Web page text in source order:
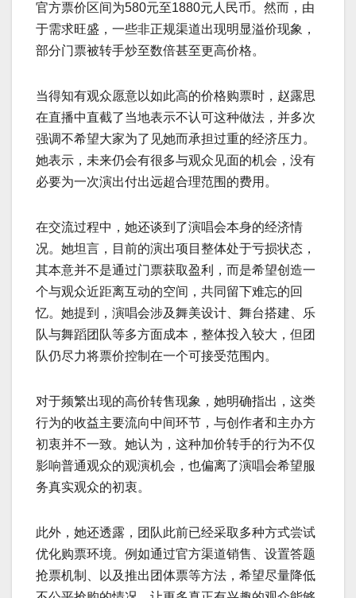
官方票价区间为580元至1880元人民币。然而，由
于需求旺盛，一些非正规渠道出现明显溢价现象，
部分门票被转手炒至数倍甚至更高价格。
当得知有观众愿意以如此高的价格购票时，赵露思
在直播中直截了当地表示不认可这种做法，并多次
强调不希望大家为了见她而承担过重的经济压力。
她表示，未来仍会有很多与观众见面的机会，没有
必要为一次演出付出远超合理范围的费用。
在交流过程中，她还谈到了演唱会本身的经济情
况。她坦言，目前的演出项目整体处于亏损状态，
其本意并不是通过门票获取盈利，而是希望创造一
个与观众近距离互动的空间，共同留下难忘的回
忆。她提到，演唱会涉及舞美设计、舞台搭建、乐
队与舞蹈团队等多方面成本，整体投入较大，但团
队仍尽力将票价控制在一个可接受范围内。
对于频繁出现的高价转售现象，她明确指出，这类
行为的收益主要流向中间环节，与创作者和主办方
初衷并不一致。她认为，这种加价转手的行为不仅
影响普通观众的观演机会，也偏离了演唱会希望服
务真实观众的初衷。
此外，她还透露，团队此前已经采取多种方式尝试
优化购票环境。例如通过官方渠道销售、设置答题
抢票机制、以及推出团体票等方法，希望尽量降低